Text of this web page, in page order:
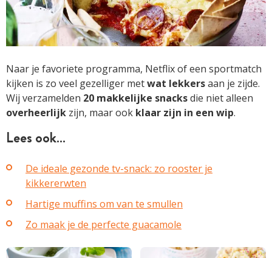
Naar je favoriete programma, Netflix of een sportmatch
kijken is zo veel gezelliger metwat lekkersaan je zijde.
Wij verzamelden 20 makkelijke snacksdie niet alleen
overheerlijk zijn, maar ook klaar zijn in een wip.
Lees ook…
De ideale gezonde tv-snack: zo rooster je
kikkererwten
Hartige muffins om van te smullen
Zo maak je de perfecte guacamole